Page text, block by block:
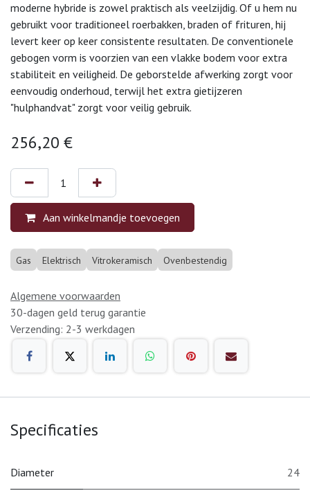
moderne hybride is zowel praktisch als veelzijdig. Of u hem nu
gebruikt voor traditioneel roerbakken, braden of frituren, hij
levert keer op keer consistente resultaten. De conventionele
gebogen vorm is voorzien van een vlakke bodem voor extra
stabiliteit en veiligheid. De geborstelde afwerking zorgt voor
eenvoudig onderhoud, terwijl het extra gietijzeren
"hulphandvat" zorgt voor veilig gebruik.
256,20 €
Aan winkelmandje toevoegen
Gas Elektrisch Vitrokeramisch Ovenbestendig
Algemene voorwaarden
30-dagen geld terug garantie
Verzending: 2-3 werkdagen
Specificaties
Diameter 24